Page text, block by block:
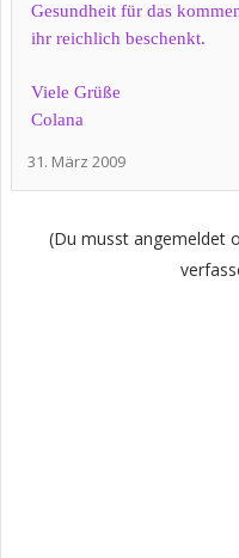
Gesundheit für das
ihr reichlich beschenkt.
Viele Grüße
Colana
31. März 2009
(Du musst angemeldet